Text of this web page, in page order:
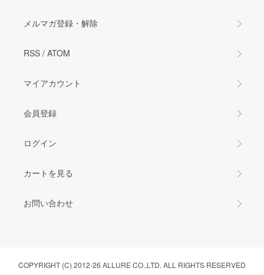
メルマガ登録・解除
RSS / ATOM
マイアカウント
会員登録
ログイン
カートを見る
お問い合わせ
COPYRIGHT (C) 2012-26 ALLURE CO.,LTD. ALL RIGHTS RESERVED